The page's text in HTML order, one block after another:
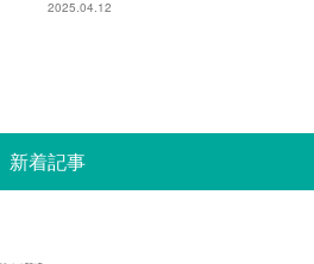
2025.04.12
新着記事